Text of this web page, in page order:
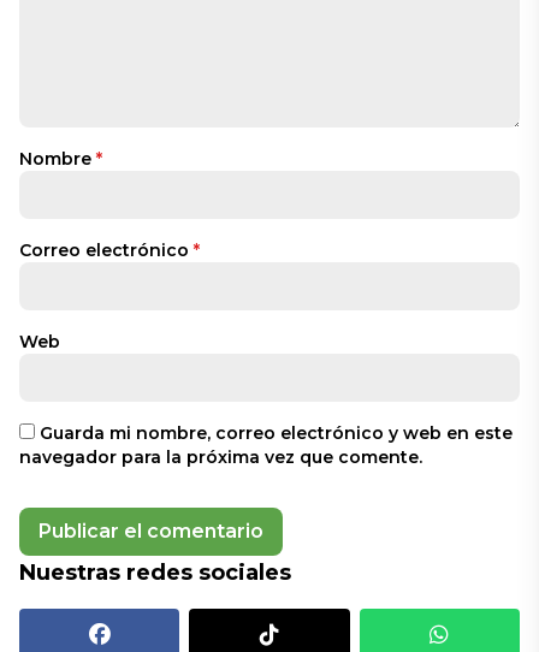
Nombre *
Correo electrónico *
Web
Guarda mi nombre, correo electrónico y web en este
navegador para la próxima vez que comente.
Nuestras redes sociales